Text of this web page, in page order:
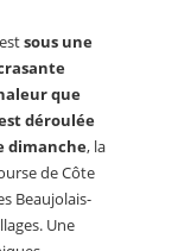
sous une
que
déroulée
dimanche, la
de Côte
Beaujolais-
Une